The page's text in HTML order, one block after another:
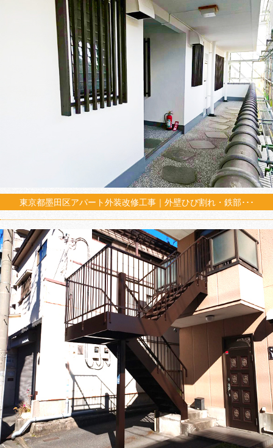
東京都墨田区アパート外装改修工事｜外壁ひび割れ・鉄部･･･